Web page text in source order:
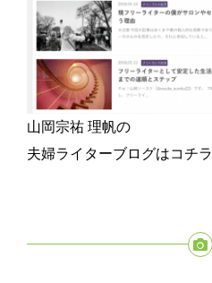
山岡宗祐 理帆の
夫婦ライターブログはコチラ